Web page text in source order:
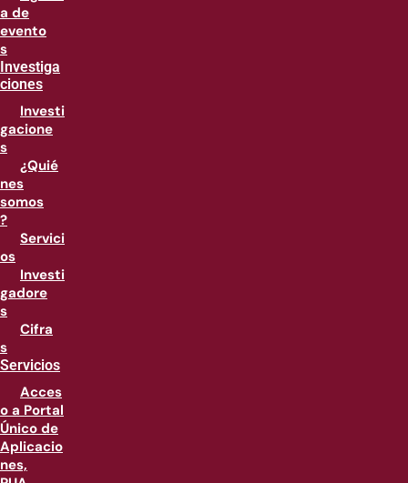
a de
evento
s
Investiga
ciones
Investi
gacione
s
¿Quié
nes
somos
?
Servici
os
Investi
gadore
s
Cifra
s
Servicios
Acces
o a Portal
Único de
Aplicacio
nes,